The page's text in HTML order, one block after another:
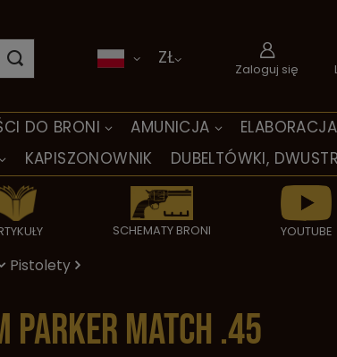
DO BRONI AMUNICJA ELABORACJA
KAPISZONOWNIK DUBELTÓWKI,
SCHEMATY BRONI YOUTUBE
ZŁ
Zaloguj się
Pistolety
Match .45